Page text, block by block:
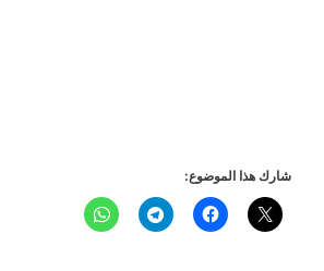
شارك هذا الموضوع: